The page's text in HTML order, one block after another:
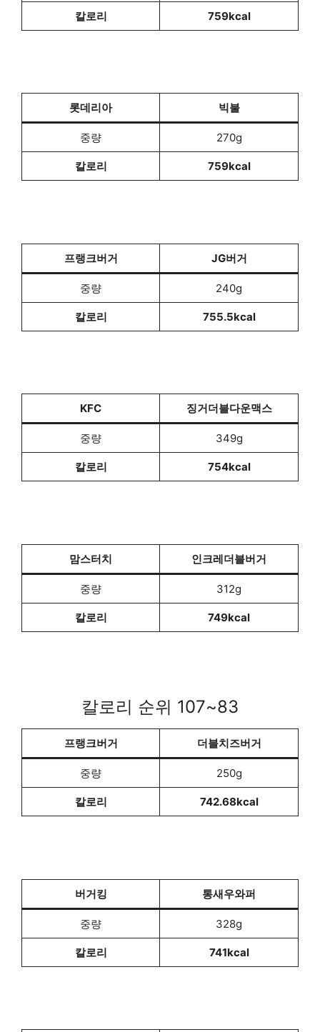
칼로리 759kcal
롯데리아 빅불
중량 270g
칼로리 759kcal
프랭크버거 JG버거
중량 240g
칼로리 755.5kcal
KFC 징거더블다운맥스
중량 349g
칼로리 754kcal
맘스터치 인크레더블버거
중량 312g
칼로리 749kcal
칼로리 순위 107~83
프랭크버거 더블치즈버거
중량 250g
칼로리 742.68kcal
버거킹 통새우와퍼
중량 328g
칼로리 741kcal